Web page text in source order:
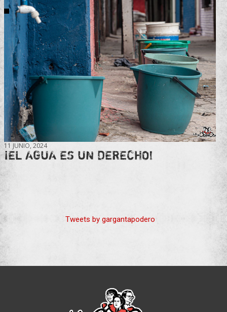
11 JUNIO, 2024
¡EL AGUA ES UN DERECHO!
Tweets by gargantapodero